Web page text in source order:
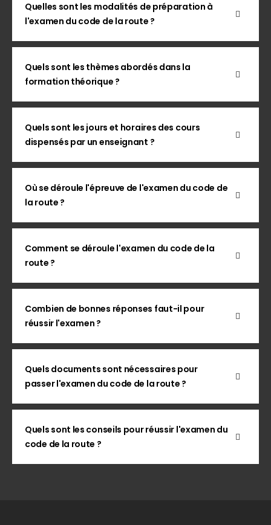
Quelles sont les modalités de préparation à
l'examen du code de la route ?
Quels sont les thèmes abordés dans la
formation théorique ?
Quels sont les jours et horaires des cours
dispensés par un enseignant ?
Où se déroule l'épreuve de l'examen du code de
la route ?
Comment se déroule l'examen du code de la
route ?
Combien de bonnes réponses faut-il pour
réussir l'examen ?
Quels documents sont nécessaires pour
passer l'examen du code de la route ?
Quels sont les conseils pour réussir l'examen du
code de la route ?